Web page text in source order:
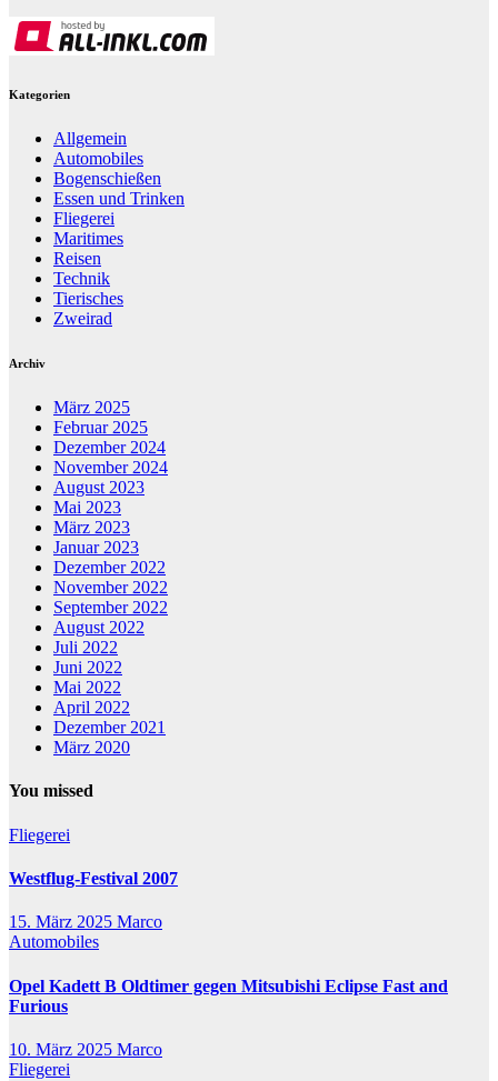
Kategorien
Allgemein
Automobiles
Bogenschießen
Essen und Trinken
Fliegerei
Maritimes
Reisen
Technik
Tierisches
Zweirad
Archiv
März 2025
Februar 2025
Dezember 2024
November 2024
August 2023
Mai 2023
März 2023
Januar 2023
Dezember 2022
November 2022
September 2022
August 2022
Juli 2022
Juni 2022
Mai 2022
April 2022
Dezember 2021
März 2020
You missed
Fliegerei
Westflug-Festival 2007
15. März 2025 Marco
Automobiles
Opel Kadett B Oldtimer gegen Mitsubishi Eclipse Fast and
Furious
10. März 2025 Marco
Fliegerei